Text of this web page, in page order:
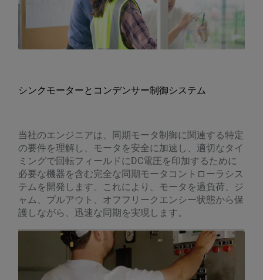
シンクモーターとコンデンサー制御システム
当社のエンジニアは、同期モータ制御に関連する特定
の要件を理解し、モータを安全に加速し、適切なタイ
ミングで回転フィールドにDC電圧を印加するために
必要な機器を含む完全な同期モータコントローラシス
テムを開発します。これにより、モータを過負荷、ジ
ャム、プルアウト、オフフリークエンシー状態から保
護しながら、迅速な同期を実現します。